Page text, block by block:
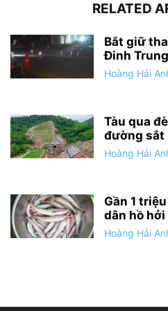
RELATED
Bắt giữ
Đinh
Hoàng Hải
Tàu qua
đường sắt
Hoàng Hải
Gần 1
dân hồ hởi
Hoàng Hải